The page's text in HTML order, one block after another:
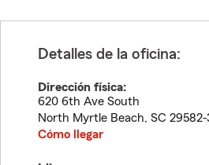
Detalles de la oficina:
Dirección física:
620 6th Ave South
North Myrtle Beach, SC 29582-
Cómo llegar